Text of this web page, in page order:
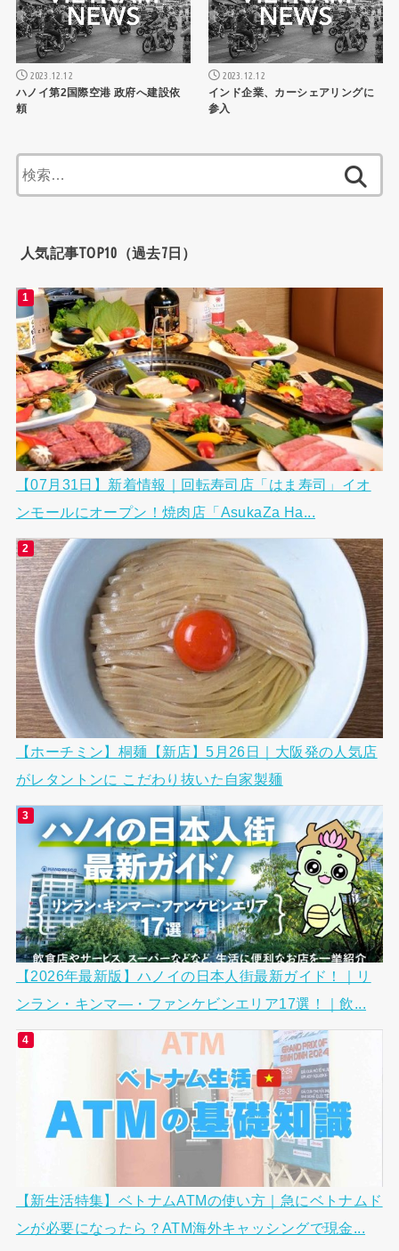
2023.12.12
ハノイ第2国際空港 政府へ建設依
頼
2023.12.12
インド企業、カーシェアリングに
参入
索:
人気記事TOP10（過去7日）
【07月31日】新着情報｜回転寿司店「はま寿司」イオ
ンモールにオープン！焼肉店「AsukaZa Ha...
【ホーチミン】桐麺【新店】5月26日｜大阪発の人気店
がレタントンに こだわり抜いた自家製麺
【2026年最新版】ハノイの日本人街最新ガイド！｜リ
ンラン・キンマ―・ファンケビンエリア17選！｜飲...
【新生活特集】ベトナムATMの使い方｜急にベトナムド
ンが必要になったら？ATM海外キャッシングで現金...